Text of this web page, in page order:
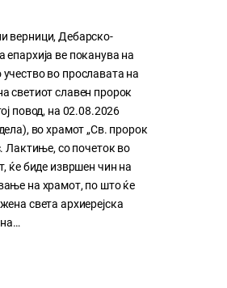
верници, Дебарско-
епархија ве поканува на
во прославата на
светиот славен пророк
повод, на 02.08.2026
во храмот „Св. пророк
Лактиње, со почеток во
ќе биде извршен чин на
на храмот, по што ќе
света архиерејска
на…